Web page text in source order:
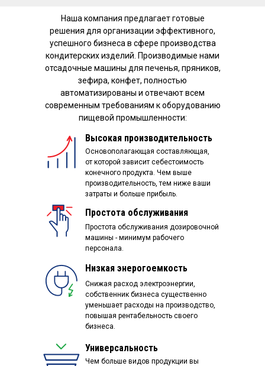
Наша компания предлагает готовые
решения для организации эффективного,
успешного бизнеса в сфере производства
кондитерских изделий. Производимые нами
отсадочные машины для печенья, пряников,
зефира, конфет, полностью
автоматизированы и отвечают всем
современным требованиям к оборудованию
пищевой промышленности:
Высокая производительность
Основополагающая составляющая,
от которой зависит себестоимость
конечного продукта. Чем выше
производительность, тем ниже ваши
затраты и больше прибыль.
Простота обслуживания
Простота обслуживания дозировочной
машины - минимум рабочего
персонала.
Низкая энерогоемкость
Снижая расход электроэнергии,
собственник бизнеса существенно
уменьшает расходы на производство,
повышая рентабельность своего
бизнеса.
Универсальность
Чем больше видов продукции вы